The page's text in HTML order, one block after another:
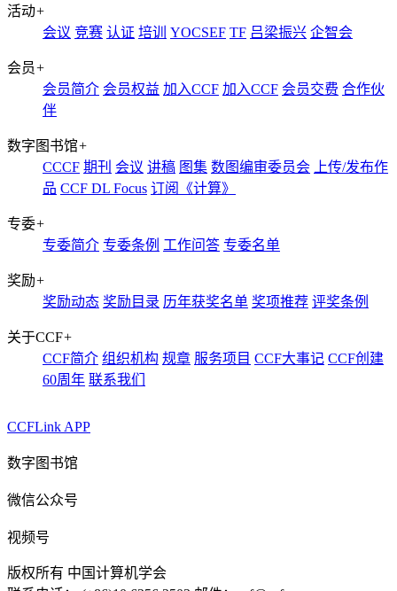
活动+
会议 竞赛 认证 培训 YOCSEF TF 吕梁振兴 企智会
会员+
会员简介 会员权益 加入CCF 加入CCF 会员交费 合作伙
伴
数字图书馆+
CCCF 期刊 会议 讲稿 图集 数图编审委员会
上传/发布作
品 CCF DL Focus 订阅《计算》
专委+
专委简介 专委条例 工作问答 专委名单
奖励+
奖励动态 奖励目录 历年获奖名单 奖项推荐 评奖条例
关于CCF+
CCF简介 组织机构 规章 服务项目 CCF大事记 CCF创建
60周年 联系我们
CCFLink APP
数字图书馆
微信公众号
视频号
版权所有 中国计算机学会